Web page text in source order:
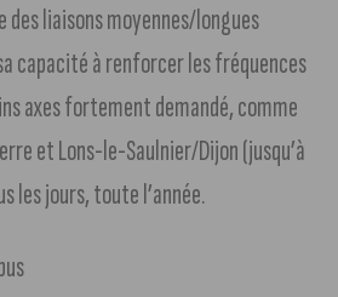
des liaisons moyennes/longues
capacité à renforcer les fréquences
axes fortement demandé, comme
et Lons-le-Saulnier/Dijon (jusqu’à
les jours, toute l’année.